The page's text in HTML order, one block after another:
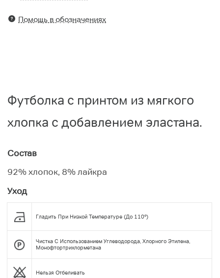
Помощь в обозначениях
Футболка с принтом из мягкого
хлопка с добавлением эластана.
Состав
92% хлопок, 8% лайкра
Уход
Гладить При Низкой Температуре (до 110°)
Чистка С Использованием Углеводорода, Хлорного Этилена,
Монофтортрихлорметана
Нельзя Отбеливать